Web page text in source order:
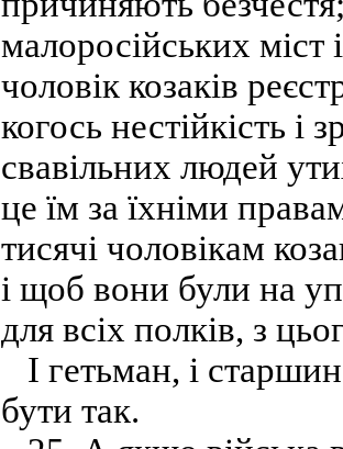
малоросійських
чоловік козаків
когось нестійкість і
свавільних людей
це їм за їхніми
тисячі чоловікам
і щоб вони були на
для всіх полків, з
І гетьман, і
бути так.